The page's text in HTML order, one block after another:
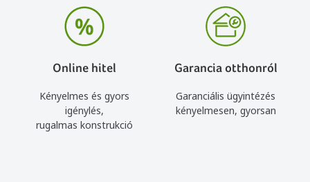
Online hitel
Kényelmes és gyors
igénylés,
rugalmas konstrukció
Garancia otthonról
Garanciális ügyintézés
kényelmesen, gyorsan